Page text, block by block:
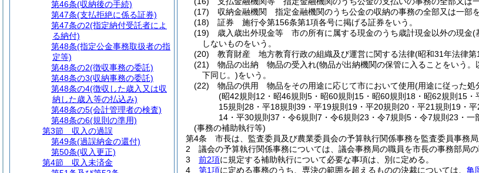
(17)
収納金融機関 指定金融機関のうち公金の収納の事務の全部又は一部
(18)
証券 施行令第156条第1項各号に掲げる証券をいう。
(19)
歳入歳出外現金等 市の所有に属する現金のうち歳計現金以外の現金(
しないものをいう。
(20)
教育財産 地方教育行政の組織及び運営に関する法律(昭和31年法律第
(21)
物品の出納 物品の受入れ(物品が出納機関の保管に入ることをいう。
下同じ。)をいう。
(22)
物品の供用 物品をその用途に応じて市において使用(用途に従った処
(昭42規則12・昭46規則5・昭60規則15・昭60規則18・昭62規則15
15規則28・平18規則39・平19規則19・平20規則20・平21規則19・
14・平30規則37・令6規則7・令6規則23・令7規則5・令7規則23・一
(事務の補助執行等)
第4条
市長は、監査委員及び農業委員会の予算執行関係事務を監査委員事務
2
議会の予算執行関係事務については、議会事務局の職員を市長の事務部局
3
前2項に規定する補助執行について必要な事項は、別に定める。
4
第1項に定める事務のうち、専決の範囲を超えるものの決裁については、 亀
第46条(収納後の手続)
第47条(支払拒絶に係る証券)
第47条の2(指定納付受託者によ
る納付)
第48条(指定公金事務取扱者の指
定等)
第48条の2(徴収事務の委託)
第48条の3(収納事務の委託)
第48条の4(徴収した歳入又は収
納した歳入等の払込み)
第48条の5(会計管理者の検査)
第48条の6(規則の準用)
第3節
収入の過誤
第49条(過誤納金の還付)
第50条(収入更正)
第4節
収入未済金